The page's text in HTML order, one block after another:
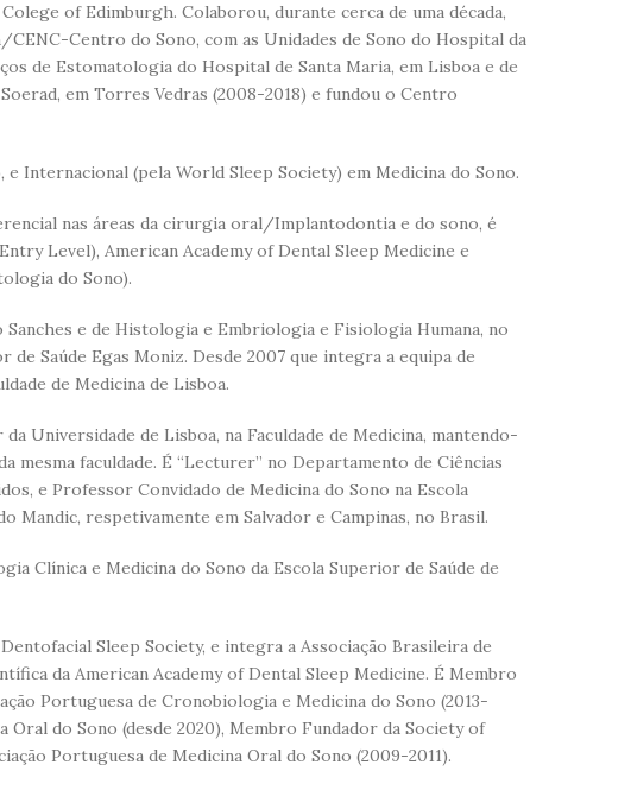
of Edimburgh. Colaborou, durante cerca de uma década,
Centro do Sono, com as Unidades de Sono do Hospital da
de Estomatologia do Hospital de Santa Maria, em Lisboa e de
em Torres Vedras (2008-2018) e fundou o Centro
Internacional (pela World Sleep Society) em Medicina do Sono.
nas áreas da cirurgia oral/Implantodontia e do sono, é
Level), American Academy of Dental Sleep Medicine e
do Sono).
e de Histologia e Embriologia e Fisiologia Humana, no
Saúde Egas Moniz. Desde 2007 que integra a equipa de
de Medicina de Lisboa.
Universidade de Lisboa, na Faculdade de Medicina, mantendo-
faculdade. É “Lecturer” no Departamento de Ciências
e Professor Convidado de Medicina do Sono na Escola
Mandic, respetivamente em Salvador e Campinas, no Brasil.
Clínica e Medicina do Sono da Escola Superior de Saúde de
Sleep Society, e integra a Associação Brasileira de
da American Academy of Dental Sleep Medicine. É Membro
Portuguesa de Cronobiologia e Medicina do Sono (2013-
Oral do Sono (desde 2020), Membro Fundador da Society of
Portuguesa de Medicina Oral do Sono (2009-2011).